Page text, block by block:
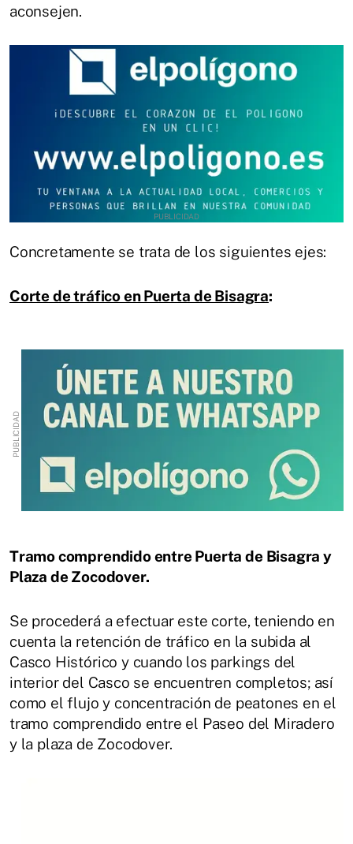
aconsejen.
Concretamente se trata de los siguientes ejes:
Corte de tráfico en Puerta de Bisagra:
Tramo comprendido entre Puerta de Bisagra y
Plaza de Zocodover.
Se procederá a efectuar este corte, teniendo en
cuenta la retención de tráfico en la subida al
Casco Histórico y cuando los parkings del
interior del Casco se encuentren completos; así
como el flujo y concentración de peatones en el
tramo comprendido entre el Paseo del Miradero
y la plaza de Zocodover.